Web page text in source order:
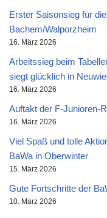
Erster Saisonsieg für
Bachem/Walporzheim
16. März 2026
Arbeitssieg beim
siegt glücklich in
16. März 2026
Auftakt der F-Junioren-
16. März 2026
Viel Spaß und tolle
BaWa in Oberwinter
15. März 2026
Gute Fortschritte der
10. März 2026